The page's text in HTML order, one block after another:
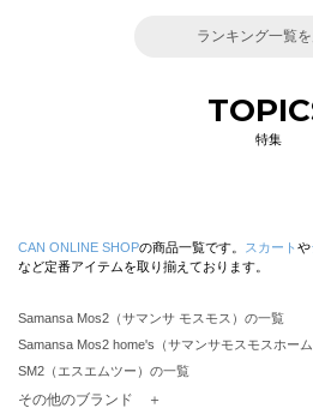
ランキング一覧
特集
CAN ONLINE SHOPの商品一覧です。 スカート や
など定番アイテムを取り揃えております。
Samansa Mos2（サマンサ モスモス）の一覧
Samansa Mos2 home's（サマンサモスモスホー
SM2（エスエムツー）の一覧
TSUHARU by Samansa Mos2（ツハルバイサマン
その他のブランド ＋